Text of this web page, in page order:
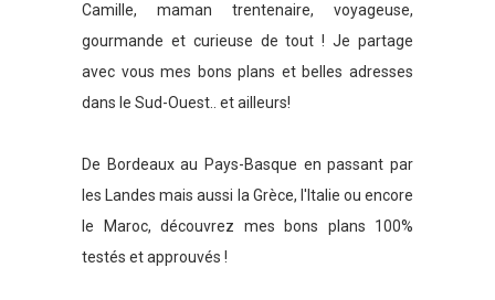
Camille, maman trentenaire, voyageuse,
gourmande et curieuse de tout ! Je partage
avec vous mes bons plans et belles adresses
dans le Sud-Ouest.. et ailleurs!
De Bordeaux au Pays-Basque en passant par
les Landes mais aussi la Grèce, l'Italie ou encore
le Maroc, découvrez mes bons plans 100%
testés et approuvés !